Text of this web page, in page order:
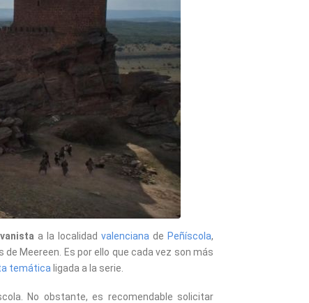
a la localidad valenciana de Peñíscola,
Meereen. Es por ello que cada vez son más
temática ligada a la serie.
No obstante, es recomendable solicitar